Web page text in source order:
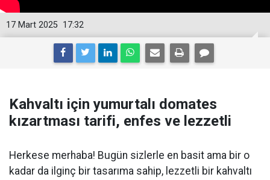
17:32
17 Mart 2025
Kahvaltı için yumurtalı domates
kızartması tarifi, enfes ve lezzetli
Herkese merhaba! Bugün sizlerle en basit ama bir o
kadar da ilginç bir tasarıma sahip, lezzetli bir kahvaltı